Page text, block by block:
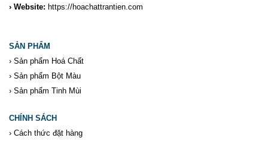
› Website: https://hoachattrantien.com
SẢN PHẨM
› Sản phẩm Hoá Chất
› Sản phẩm Bột Màu
› Sản phẩm Tinh Mùi
CHÍNH SÁCH
› Cách thức đặt hàng